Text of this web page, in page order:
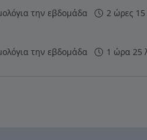
την εβδομάδα 2 ώρες 15
την εβδομάδα 1 ώρα 25